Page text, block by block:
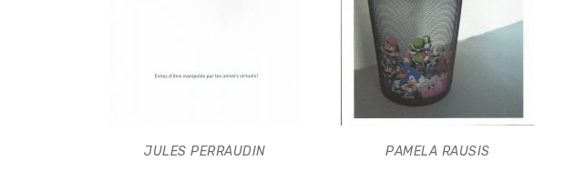
JULES PERRAUDIN PAMELA RAUSIS